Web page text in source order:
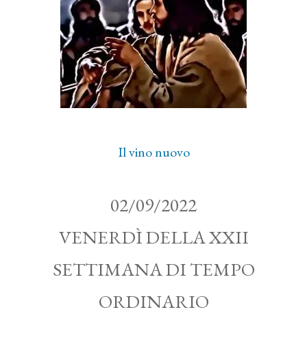
Il vino nuovo
02/09/2022
VENERDÌ DELLA XXII
SETTIMANA DI TEMPO
ORDINARIO